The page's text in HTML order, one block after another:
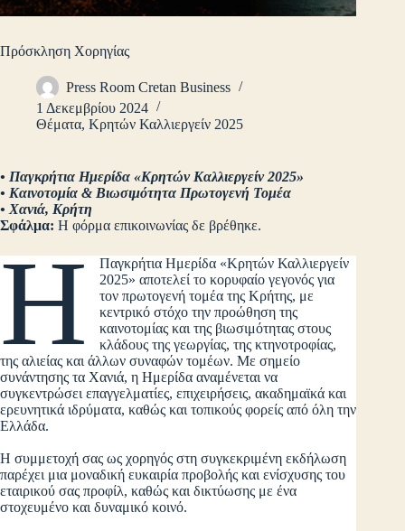
Πρόσκληση Χορηγίας
Press Room Cretan Business
1 Δεκεμβρίου 2024
Θέματα, Κρητών Καλλιεργείν 2025
• Παγκρήτια Ημερίδα «Κρητών Καλλιεργείν 2025»
• Καινοτομία & Βιωσιμότητα Πρωτογενή Τομέα
• Χανιά, Κρήτη
Σφάλμα: Η φόρμα επικοινωνίας δε βρέθηκε.
Η
Παγκρήτια Ημερίδα «Κρητών Καλλιεργείν
2025» αποτελεί το κορυφαίο γεγονός για
τον πρωτογενή τομέα της Κρήτης, με
κεντρικό στόχο την προώθηση της
καινοτομίας και της βιωσιμότητας στους
κλάδους της γεωργίας, της κτηνοτροφίας,
της αλιείας και άλλων συναφών τομέων. Με σημείο
συνάντησης τα Χανιά, η Ημερίδα αναμένεται να
συγκεντρώσει επαγγελματίες, επιχειρήσεις, ακαδημαϊκά και
ερευνητικά ιδρύματα, καθώς και τοπικούς φορείς από όλη την
Ελλάδα.
Η συμμετοχή σας ως χορηγός στη συγκεκριμένη εκδήλωση
παρέχει μια μοναδική ευκαιρία προβολής και ενίσχυσης του
εταιρικού σας προφίλ, καθώς και δικτύωσης με ένα
στοχευμένο και δυναμικό κοινό.